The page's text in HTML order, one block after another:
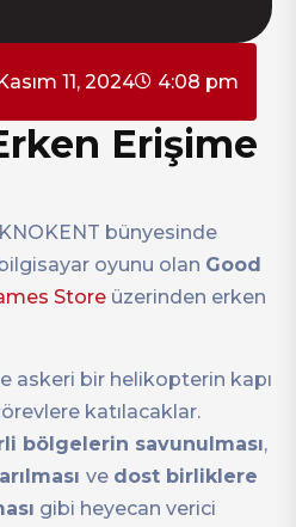
11, 2024 4:08 pm
Erişime
bünyesinde
oyunu olan Good
Store üzerinden erken
askeri bir helikopterin kapı
katılacaklar.
bölgelerin savunulması,
ve dost birliklere
gibi heyecan verici